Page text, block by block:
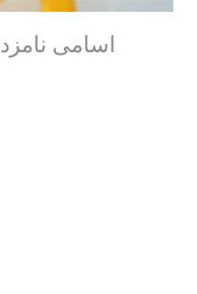
اسامی